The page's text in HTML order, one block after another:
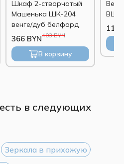
Шкаф 2-створчатый
Машенька ШК-204
венге/дуб белфорд
403 BYN
366 BYN
В корзину
ВШ-
116
в следующих
Зеркала в прихожую